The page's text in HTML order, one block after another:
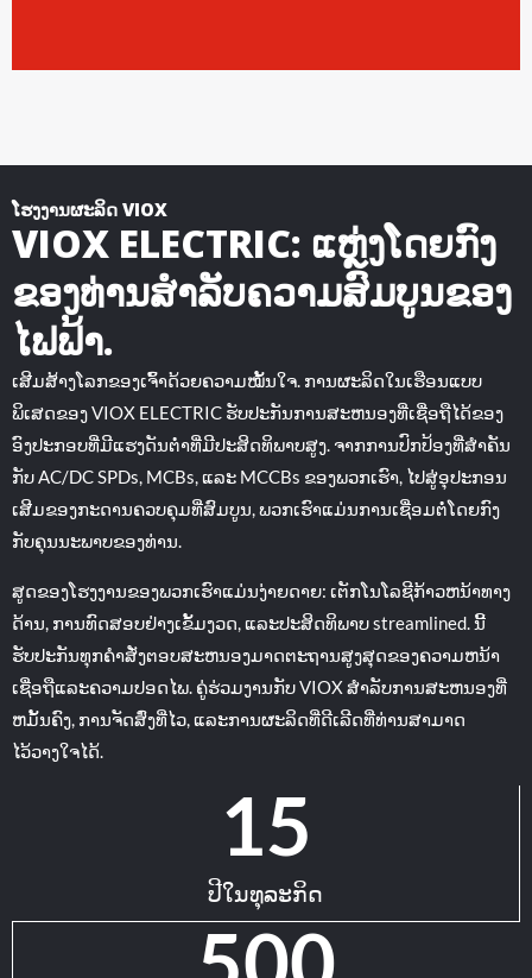
ໂຮງງານຜະລິດ VIOX
VIOX ELECTRIC: ແຫຼ່ງໂດຍກົງ
ຂອງທ່ານສໍາລັບຄວາມສົມບູນຂອງ
ໄຟຟ້າ.
ເສີມສ້າງໂລກຂອງເຈົ້າດ້ວຍຄວາມໝັ້ນໃຈ. ການຜະລິດໃນເຮືອນແບບ
ພິເສດຂອງ VIOX ELECTRIC ຮັບປະກັນການສະຫນອງທີ່ເຊື່ອຖືໄດ້ຂອງ
ອົງປະກອບທີ່ມີແຮງດັນຕ່ໍາທີ່ມີປະສິດທິພາບສູງ. ຈາກການປົກປ້ອງທີ່ສໍາຄັນ
ກັບ AC/DC SPDs, MCBs, ແລະ MCCBs ຂອງພວກເຮົາ, ໄປສູ່ອຸປະກອນ
ເສີມຂອງກະດານຄວບຄຸມທີ່ສົມບູນ, ພວກເຮົາແມ່ນການເຊື່ອມຕໍ່ໂດຍກົງ
ກັບຄຸນນະພາບຂອງທ່ານ.
ສູດຂອງໂຮງງານຂອງພວກເຮົາແມ່ນງ່າຍດາຍ: ເຕັກໂນໂລຊີກ້າວຫນ້າທາງ
ດ້ານ, ການທົດສອບຢ່າງເຂັ້ມງວດ, ແລະປະສິດທິພາບ streamlined. ນີ້
ຮັບປະກັນທຸກຄໍາສັ່ງຕອບສະຫນອງມາດຕະຖານສູງສຸດຂອງຄວາມຫນ້າ
ເຊື່ອຖືແລະຄວາມປອດໄພ. ຄູ່ຮ່ວມງານກັບ VIOX ສໍາລັບການສະຫນອງທີ່
ຫມັ້ນຄົງ, ການຈັດສົ່ງທີ່ໄວ, ແລະການຜະລິດທີ່ດີເລີດທີ່ທ່ານສາມາດ
ໄວ້ວາງໃຈໄດ້.
ປີໃນທຸລະກິດ
15